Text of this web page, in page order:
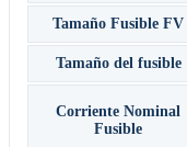
Tamaño Fusible FV
Tamaño del fusible
Corriente Nominal
Fusible